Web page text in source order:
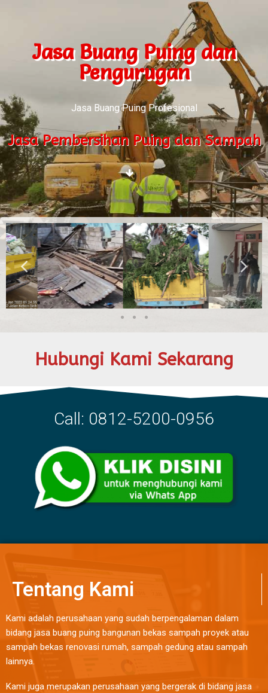
Jasa Buang Puing dan
Pengurugan
Jasa Buang Puing Profesional
Jasa Pembersihan Puing dan Sampah
Hubungi Kami Sekarang
Call: 0812-5200-0956
Tentang Kami
Kami adalah perusahaan yang sudah berpengalaman dalam
bidang jasa buang puing bangunan bekas sampah proyek atau
sampah bekas renovasi rumah, sampah gedung atau sampah
lainnya.
Kami juga merupakan perusahaan yang bergerak di bidang jasa